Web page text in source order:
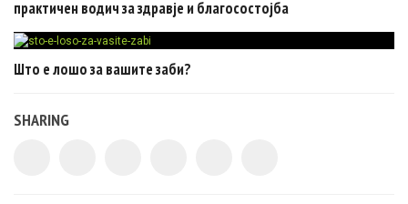
практичен водич за здравје и благосостојба
Што е лошо за вашите заби?
SHARING